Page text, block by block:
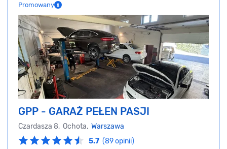
Promowany
GPP - GARAŻ PEŁEN PASJI
Czardasza 8, Ochota, Warszawa
5.7 (89 opinii)